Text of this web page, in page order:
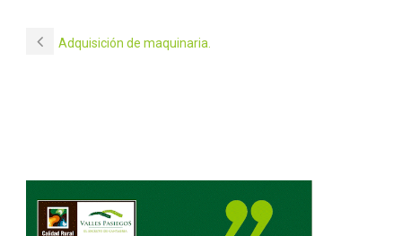
Adquisición de maquinaria.